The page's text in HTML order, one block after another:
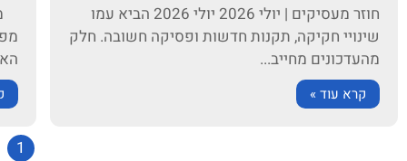
חוזר מעסיקים | יולי 2026 יולי 2026 הביא עמו
שינויי חקיקה, תקנות חדשות ופסיקה חשובה. חלק
מהעדכונים מחייב...
קרא עוד »
1